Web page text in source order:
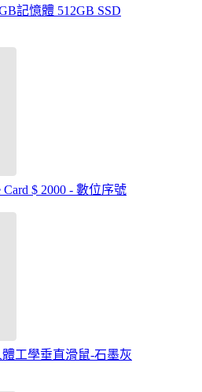
記憶體 512GB SSD
$ 2000 - 數位序號
工學垂直滑鼠-石墨灰